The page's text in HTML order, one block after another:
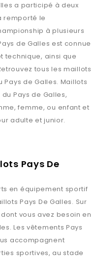
a participé à deux
remporté le
à plusieurs
de Galles est connue
technique, ainsi que
tous les maillots
de Galles. Maillots
Pays de Galles,
femme, ou enfant et
adulte et junior.
Pays De
en équipement sportif
Pays De Galles. Sur
vous avez besoin en
. Les vêtementsPays
accompagnent
sportives, au stade